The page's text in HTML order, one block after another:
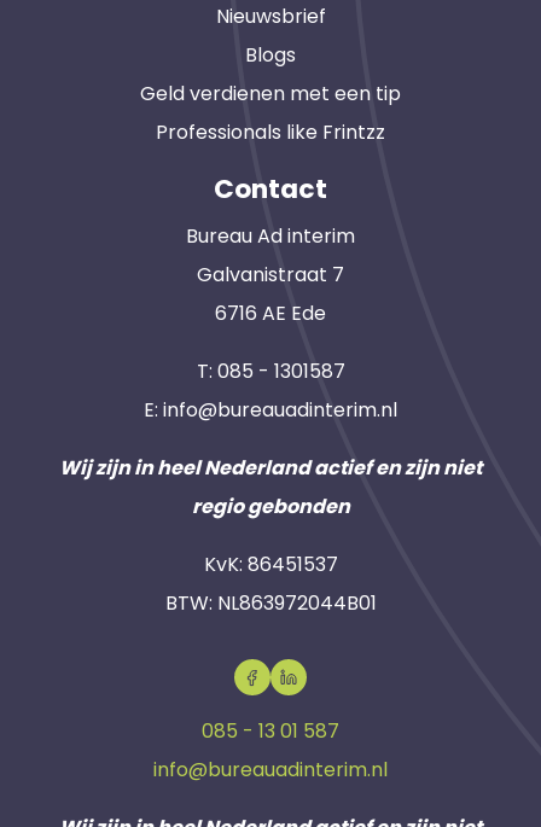
Nieuwsbrief
Blogs
Geld verdienen met een tip
Professionals like Frintzz
Contact
Bureau Ad interim
Galvanistraat 7
6716 AE Ede
T: 085 - 1301587
E: info@bureauadinterim.nl
Wij zijn in heel Nederland actief en zijn niet
regio gebonden
KvK: 86451537
BTW: NL863972044B01
085 - 13 01 587
info@bureauadinterim.nl